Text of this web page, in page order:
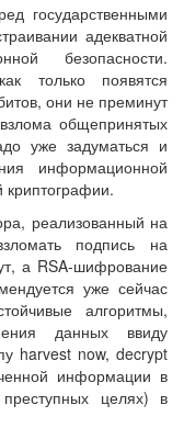
государственными
адекватной
безопасности.
только появятся
они не преминут
общепринятых
уже задуматься и
информационной
криптографии.
реализованный на
подпись на
а RSA-шифрование
уже сейчас
алгоритмы,
данных ввиду
harvest now, decrypt
информации в
целях) в